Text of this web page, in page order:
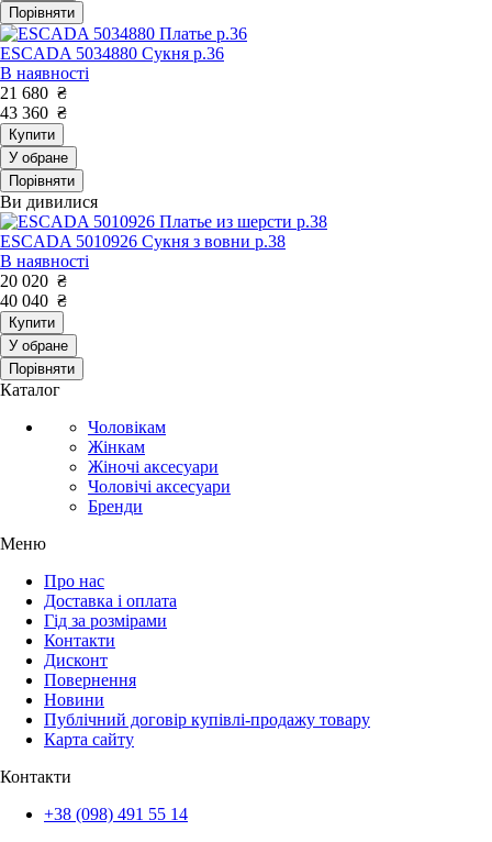
Порівняти
ESCADA 5034880 Сукня р.36
В наявності
21 680 ₴
43 360 ₴
Купити
У обране
Порівняти
Ви дивилися
ESCADA 5010926 Сукня з вовни р.38
В наявності
20 020 ₴
40 040 ₴
Купити
У обране
Порівняти
Каталог
Чоловікам
Жінкам
Жіночі аксесуари
Чоловічі аксесуари
Бренди
Меню
Про нас
Доставка і оплата
Гід за розмірами
Контакти
Дисконт
Повернення
Новини
Публічний договір купівлі-продажу товару
Карта сайту
Контакти
+38 (098) 491 55 14